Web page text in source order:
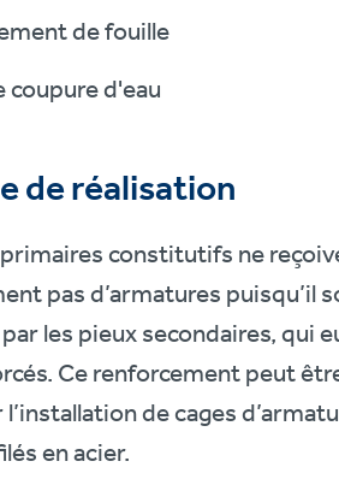
de fouille
coupure d'eau
de réalisation
constitutifs ne
pas d’armatures puisqu’il
les pieux secondaires, qui
Ce renforcement peut
de cages
en acier.